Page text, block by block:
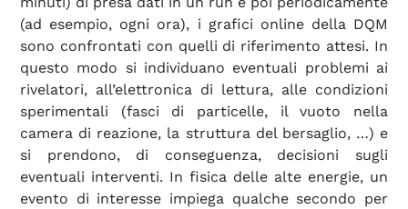
(ad esempio, ogni ora), i grafici online della DQM
sono confrontati con quelli di riferimento attesi. In
questo modo si individuano eventuali problemi ai
rivelatori, all’elettronica di lettura, alle condizioni
sperimentali (fasci di particelle, il vuoto nella
camera di reazione, la struttura del bersaglio, …) e
si prendono, di conseguenza, decisioni sugli
eventuali interventi. In fisica delle alte energie, un
evento di interesse impiega qualche secondo per